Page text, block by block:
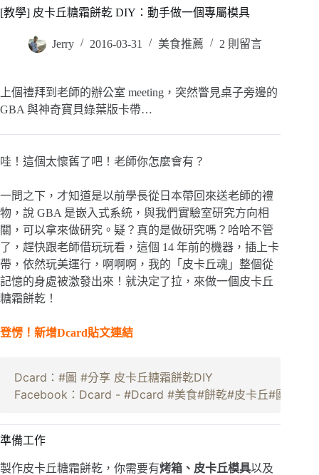
[教學] 皮卡丘糖霜餅乾 DIY：動手做一個專屬模具
Jerry 2016-03-31 美食推薦 2 則留言
上個禮拜到老師的辦公室 meeting，突然瞥見桌子旁邊的
GBA 與神奇寶貝綠葉版卡帶…
哇！這個太懷舊了吧！老師你怎麼會有？
一問之下，才知道是以前學長從日本帶回來送老師的禮
物，說 GBA 是嵌入式系統，與我們實驗室研究方向相
關，可以拿來做研究。疑？真的是做研究嗎？哈哈不管
了，趕快跟老師借玩玩看，這個 14 年前的機器，插上卡
帶，依然玩美運行，啊啊啊，我的「皮卡丘魂」整個從
記憶的身處被激發出來！就決定了拉，來做一個皮卡丘
糖霜餅乾！
登愣！新增Dcard貼文連結
Dcard：#圖 #分享 皮卡丘糖霜餅乾DIY
Facebook：Dcard - #Dcard #美食#餅乾#皮卡丘#圖... -
準備工作
製作皮卡丘糖霜餅乾，你需要有烤箱、皮卡丘模具以及